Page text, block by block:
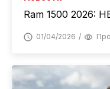
Ram 1500 2026:
01/04/2026